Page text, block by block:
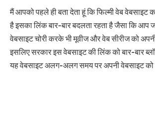
मैं आपको पहले ही बता देता हूं कि फिल्मी वेब वेबसाइट
है इसका लिंक बार-बार बदलता रहता है जैसा कि आप
वेबसाइट चोरी करके भी मूवीज और वेब सीरीज को
इसलिए सरकार इस वेबसाइट की लिंक को बार-बार
यह वेबसाइट अलग-अलग समय पर अपनी वेबसाइट